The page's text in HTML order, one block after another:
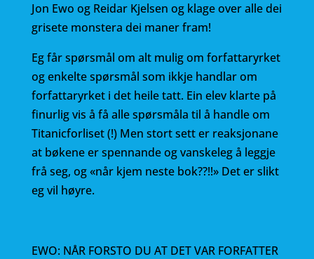
Jon Ewo og Reidar Kjelsen og klage over alle dei
grisete monstera dei maner fram!
Eg får spørsmål om alt mulig om forfattaryrket
og enkelte spørsmål som ikkje handlar om
forfattaryrket i det heile tatt. Ein elev klarte på
finurlig vis å få alle spørsmåla til å handle om
Titanicforliset (!) Men stort sett er reaksjonane
at bøkene er spennande og vanskeleg å leggje
frå seg, og «når kjem neste bok??!!» Det er slikt
eg vil høyre.
EWO: NÅR FORSTO DU AT DET VAR FORFATTER